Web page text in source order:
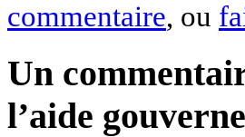
commentaire, ou
Un
l’aide